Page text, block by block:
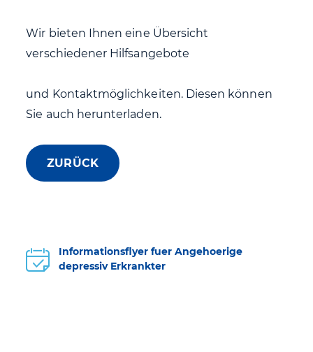
Wir bieten Ihnen eine Übersicht
verschiedener Hilfsangebote
und Kontaktmöglichkeiten. Diesen können
Sie auch herunterladen.
ZURÜCK
Informationsflyer fuer Angehoerige
depressiv Erkrankter